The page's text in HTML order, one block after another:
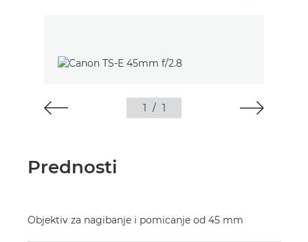
1 / 1
Prednosti
Objektiv za nagibanje i pomicanje od 45 mm